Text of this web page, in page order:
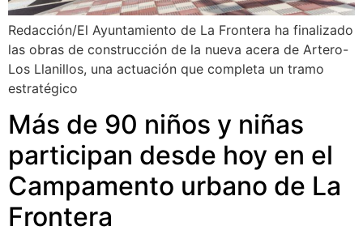
Redacción/El Ayuntamiento de La Frontera ha finalizado
las obras de construcción de la nueva acera de Artero-
Los Llanillos, una actuación que completa un tramo
estratégico
Más de 90 niños y niñas
participan desde hoy en el
Campamento urbano de La
Frontera